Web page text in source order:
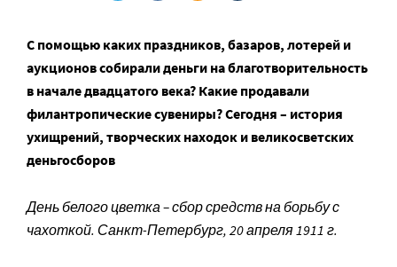
С помощью каких праздников, базаров, лотерей и
аукционов собирали деньги на благотворительность
в начале двадцатого века? Какие продавали
филантропические сувениры? Сегодня – история
ухищрений, творческих находок и великосветских
деньгосборов
День белого цветка – сбор средств на борьбу с
чахоткой. Санкт-Петербург, 20 апреля 1911 г.